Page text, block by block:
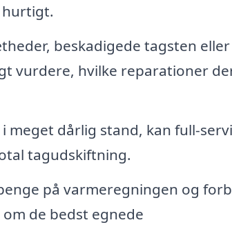
hurtigt.
beskadigede tagsten
vurdere, hvilke reparationer
meget dårlig stand, kan full-
tagudskiftning.
på varmeregningen og
de bedst egnede